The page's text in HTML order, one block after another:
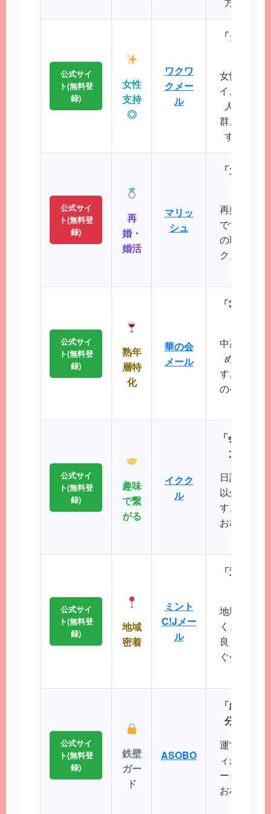
公式サイ
ト(無料登
録)
女性
支持
◎
ワクワ
クメー
ル
「クリー
女性誌に
イメージ
人サポー
群。初め
すい操作
公式サイ
ト(無料登
録)
再
婚・
婚活
マリッ
シュ
「大人の
再婚や婚
です。バ
の理解を
ク」など
公式サイ
ト(無料登
録)
熟年
層特
化
華の会
メール
「30代後
中高年層
め、同世
す。周囲
のペース
公式サイ
ト(無料登
録)
趣味
で繋
がる
イクク
ル
「会員数
大SNS
日記や掲
以外の機
す。共通
お相手と
公式サイ
ト(無料登
録)
地域
密着
ミント
C!Jメー
ル
「近所で
地域に根
く、コス
良く出会
ぐ会える
公式サイ
ト(無料登
録)
鉄壁
ガー
ド
ASOBO
「細かな
分にぴっ
運営実績
ィが非常
ータから
お相手を